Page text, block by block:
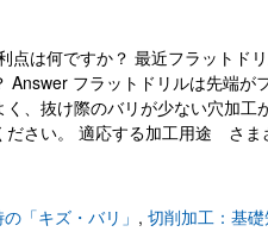
は何ですか？ 最近フラットド
フラットドリルは先端が
、抜け際のバリが少ない穴加
さい。 適応する加工用途 さ
「キズ・バリ」 , 切削加工：基礎